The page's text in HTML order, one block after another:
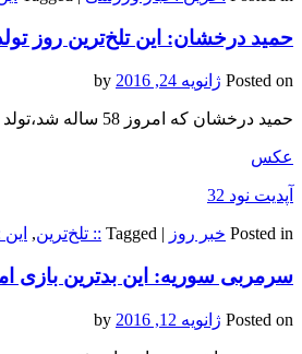
حمید درخشان: این تلخ‌ترین روز
Posted on ژانویه 24, 2016
حمید درخشان که امروز 58 ساله شد،تولد ش در سال 94 را تلخ تر از همیشه می داند.
عکس
آپدیت نود 32
Posted in خبر روز Tagged :: تلخ‌ترین, این
سرمربی سوریه: این بدترین بازی
Posted on ژانویه 12, 2016